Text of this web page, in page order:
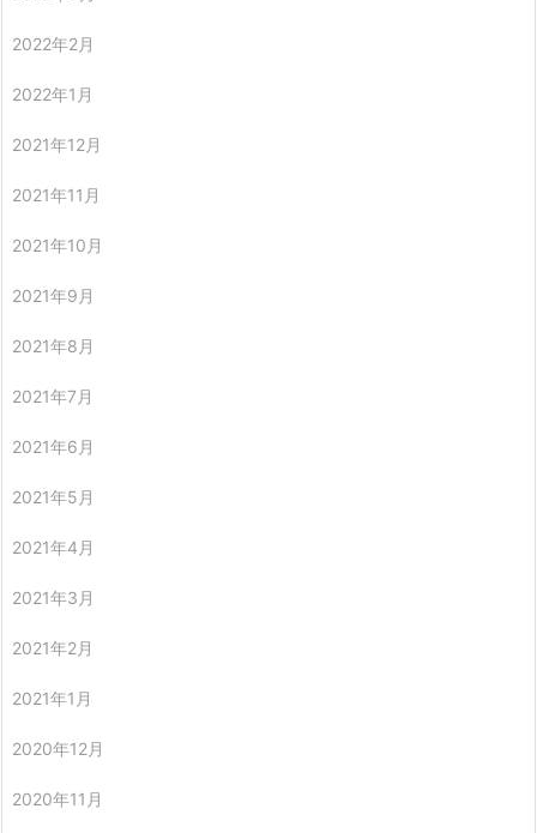
2022年2月
2022年1月
2021年12月
2021年11月
2021年10月
2021年9月
2021年8月
2021年7月
2021年6月
2021年5月
2021年4月
2021年3月
2021年2月
2021年1月
2020年12月
2020年11月